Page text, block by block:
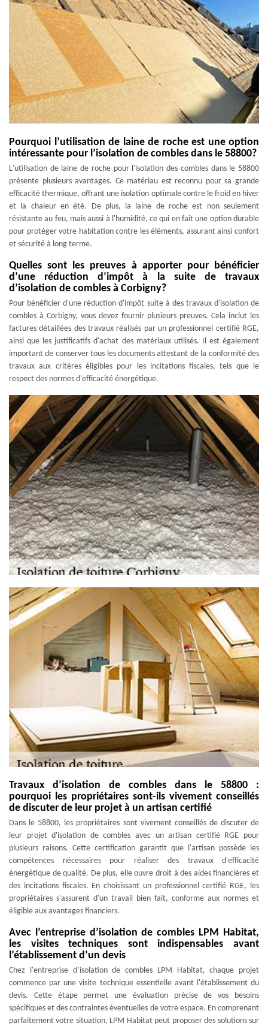
Pourquoi l’utilisation de laine de roche est une option
intéressante pour l’isolation de combles dans le 58800?
L'utilisation de laine de roche pour l'isolation des combles dans le 58800
présente plusieurs avantages. Ce matériau est reconnu pour sa grande
efficacité thermique, offrant une isolation optimale contre le froid en hiver
et la chaleur en été. De plus, la laine de roche est non seulement
résistante au feu, mais aussi à l'humidité, ce qui en fait une option durable
pour protéger votre habitation contre les éléments, assurant ainsi confort
et sécurité à long terme.
Quelles sont les preuves à apporter pour bénéficier
d’une réduction d’impôt à la suite de travaux
d’isolation de combles à Corbigny?
Pour bénéficier d'une réduction d'impôt suite à des travaux d'isolation de
combles à Corbigny, vous devez fournir plusieurs preuves. Cela inclut les
factures détaillées des travaux réalisés par un professionnel certifié RGE,
ainsi que les justificatifs d'achat des matériaux utilisés. Il est également
important de conserver tous les documents attestant de la conformité des
travaux aux critères éligibles pour les incitations fiscales, tels que le
respect des normes d'efficacité énergétique.
Travaux d’isolation de combles dans le 58800 :
pourquoi les propriétaires sont-ils vivement conseillés
de discuter de leur projet à un artisan certifié
Dans le 58800, les propriétaires sont vivement conseillés de discuter de
leur projet d'isolation de combles avec un artisan certifié RGE pour
plusieurs raisons. Cette certification garantit que l'artisan possède les
compétences nécessaires pour réaliser des travaux d'efficacité
énergétique de qualité. De plus, elle ouvre droit à des aides financières et
des incitations fiscales. En choisissant un professionnel certifié RGE, les
propriétaires s'assurent d'un travail bien fait, conforme aux normes et
éligible aux avantages financiers.
Avec l’entreprise d’isolation de combles LPM Habitat,
les visites techniques sont indispensables avant
l’établissement d’un devis
Chez l'entreprise d’isolation de combles LPM Habitat, chaque projet
commence par une visite technique essentielle avant l'établissement du
devis. Cette étape permet une évaluation précise de vos besoins
spécifiques et des contraintes éventuelles de votre espace. En comprenant
parfaitement votre situation, LPM Habitat peut proposer des solutions sur